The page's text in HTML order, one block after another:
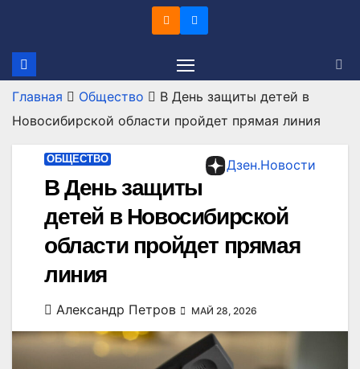
содержимому
Главная Общество
В День защиты детей в
Новосибирской области пройдет прямая линия
Дзен.Новости
ОБЩЕСТВО
В День защиты
детей в Новосибирской
области пройдет прямая
линия
Александр Петров МАЙ 28, 2026